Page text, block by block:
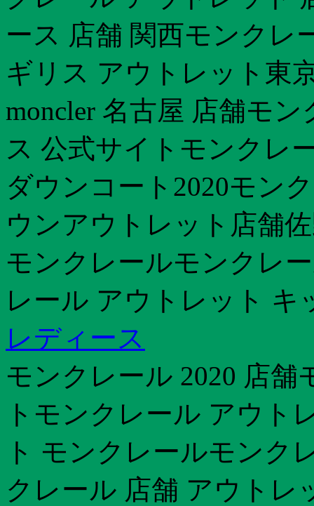
ース 店舗 関西モンクレ
ギリス アウトレット東
moncler 名古屋 店舗モ
ス 公式サイトモンクレ
ダウンコート2020モン
ウンアウトレット店舗
モンクレールモンクレ
レール アウトレット キ
レディース
モンクレール 2020 店
トモンクレール アウト
ト モンクレールモンク
クレール 店舗 アウトレ